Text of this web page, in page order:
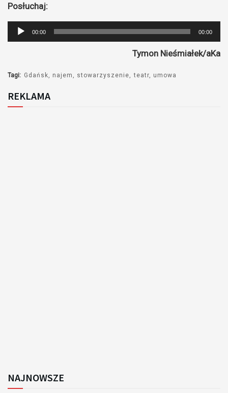
Posłuchaj:
Odtwarzacz
plików
00:00 00:00
Tymon Nieśmiałek/aKa
Tagi: Gdańsk najem stowarzyszenie teatr umowa
REKLAMA
NAJNOWSZE